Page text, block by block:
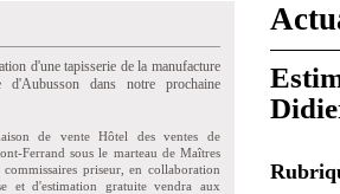
d'une tapisserie de la manufacture
d'Aubusson dans notre prochaine
de vente Hôtel des ventes de
Ferrand sous le marteau de Maîtres
priseur, en collaboration
et d'estimation gratuite vendra aux